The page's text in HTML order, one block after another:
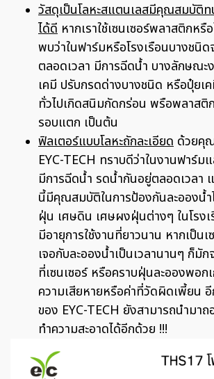
วัสดุเป็นโลหะสแตนเลสมีคุณสมบัติ
ได้ดี หากเราใช้เซนเซอร์พลาสติกหรื
พบว่าในฟาร์มหรือโรงเรือนบางชนิ
ตลอดเวลา มีการฉีดน้ำ บางลักษณะ
เคมี ปรับกรดด่างบางชนิด หรือปุ๋ยเค
ทั่วไปเกิดสนิมกัดกร่อน พรือพลาสติ
รอบแตก เป็นต้น
ฟิลเตอร์แบบโลหะถักละเอียด ด้วยคุ
EYC-TECH ทราบดีว่าในงานฟาร์ม
มีการฉีดน้ำ รดน้ำกันอยู่ตลอดเวลา
นี้มีคุณสมบัติในการป้องกันละอองน้ำ
ฝุ่น เศษดิน เศษผงฝุ่นต่างๆ ในโรง
มีอายุการใช้งานที่ยาวนาน หากเป็นเ
เจอกับละอองน้ำเป็นเวลานานๆ ก็มัก
ที่เซนเซอร์ หรือคราบฝุ่นละอองพอกเ
ความเสียหายหรือค่าที่วัดผิดเพี้ยน
ของ EYC-TECH ยังสามารถนำมา
ทำความสะอาดได้อีกด้วย !!!